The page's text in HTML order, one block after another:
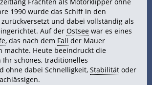
1990 wurde das Schiff in den
und dabei vollständig als
Auf der Ostsee war es eines
, das nach dem Fall der Mauer
machte. Heute beeindruckt die
Ihr schönes, traditionelles
ohne dabei Schnelligkeit, Stabilität oder